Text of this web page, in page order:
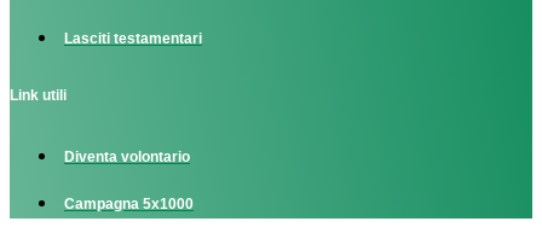
Lasciti testamentari
Link utili
Diventa volontario
Campagna 5x1000